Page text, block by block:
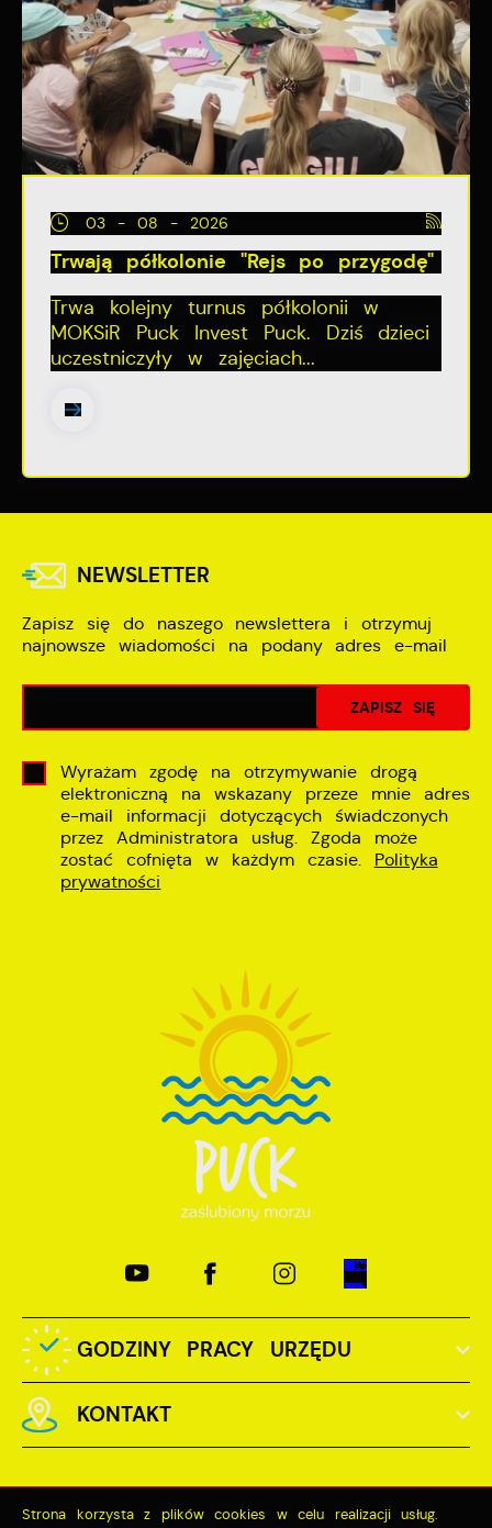
03 - 08 - 2026
Trwają półkolonie "Rejs po przygodę"
Trwa kolejny turnus półkolonii w
MOKSiR Puck Invest Puck. Dziś dzieci
uczestniczyły w zajęciach...
NEWSLETTER
Zapisz się do naszego newslettera i otrzymuj
najnowsze wiadomości na podany adres e-mail
Wyrażam zgodę na otrzymywanie drogą
elektroniczną na wskazany przeze mnie adres
e-mail informacji dotyczących świadczonych
przez Administratora usług. Zgoda może
zostać cofnięta w każdym czasie. Polityka
prywatności
GODZINY PRACY URZĘDU
KONTAKT
Strona korzysta z plików cookies w celu realizacji usług.